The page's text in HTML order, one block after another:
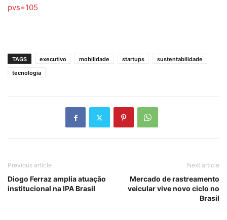
pvs=105
TAGS executivo mobilidade startups
sustentabilidade
tecnologia
Previous article
Diogo Ferraz amplia atuação
institucional na IPA Brasil
Next article
Mercado de rastreamento
veicular vive novo ciclo no
Brasil